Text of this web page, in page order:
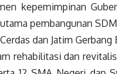
kepemimpinan
pembangunan
dan Jatim Gerbang
rehabilitasi dan